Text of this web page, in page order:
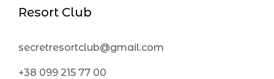
secretresortclub@gmail.com
+38 099 215 77 00